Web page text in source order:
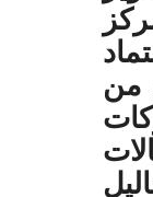
من